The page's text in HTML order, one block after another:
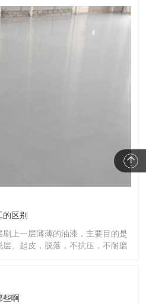
区别
上一层薄薄的油漆，主要目的是
、起皮，脱落，不抗压，不耐磨
些啊